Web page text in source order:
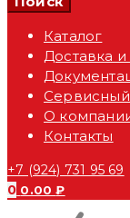
Каталог
Доставка и
Сервисный
О
Контакты
+7 (924) 731 95 69
0 0.00₽